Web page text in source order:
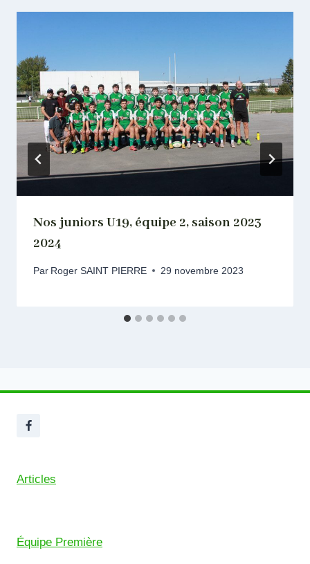
Nos juniors U19, équipe 2, saison 2023
2024
Par Roger SAINT PIERRE 29 novembre 2023
Articles
Équipe Première